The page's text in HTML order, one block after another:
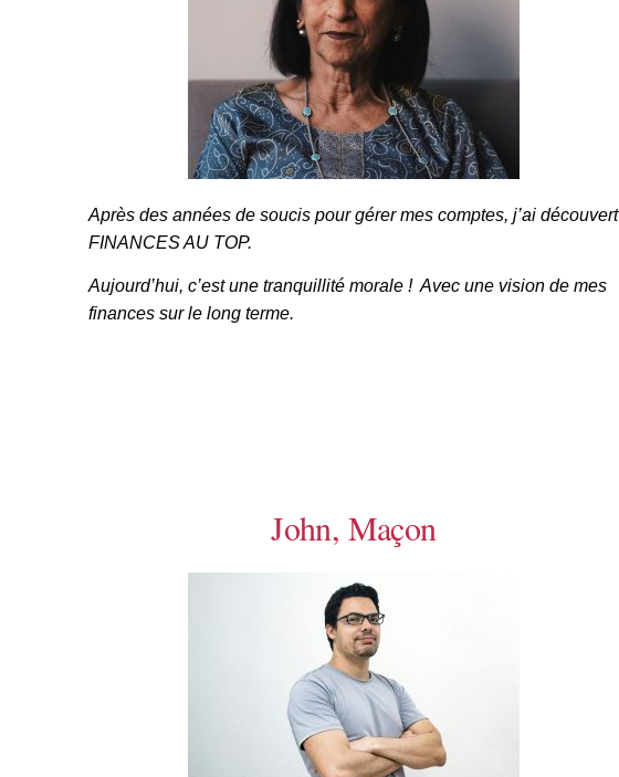
Après des années de soucis pour gérer mes comptes, j’ai découvert
FINANCES AU TOP.
Aujourd’hui, c’est une tranquillité morale ! Avec une vision de mes
finances sur le long terme.
John, Maçon